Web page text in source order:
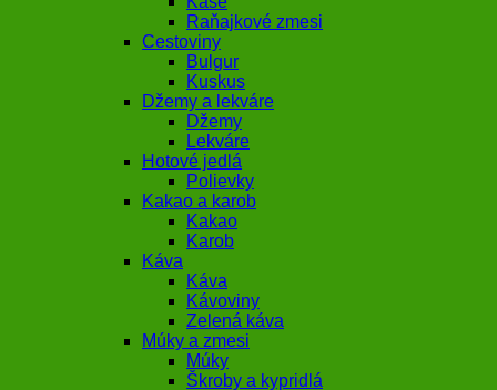
Raňajkové zmesi
Cestoviny
Bulgur
Kuskus
Džemy a lekváre
Džemy
Lekváre
Hotové jedlá
Polievky
Kakao a karob
Kakao
Karob
Káva
Káva
Kávoviny
Zelená káva
Múky a zmesi
Múky
Škroby a kypridlá